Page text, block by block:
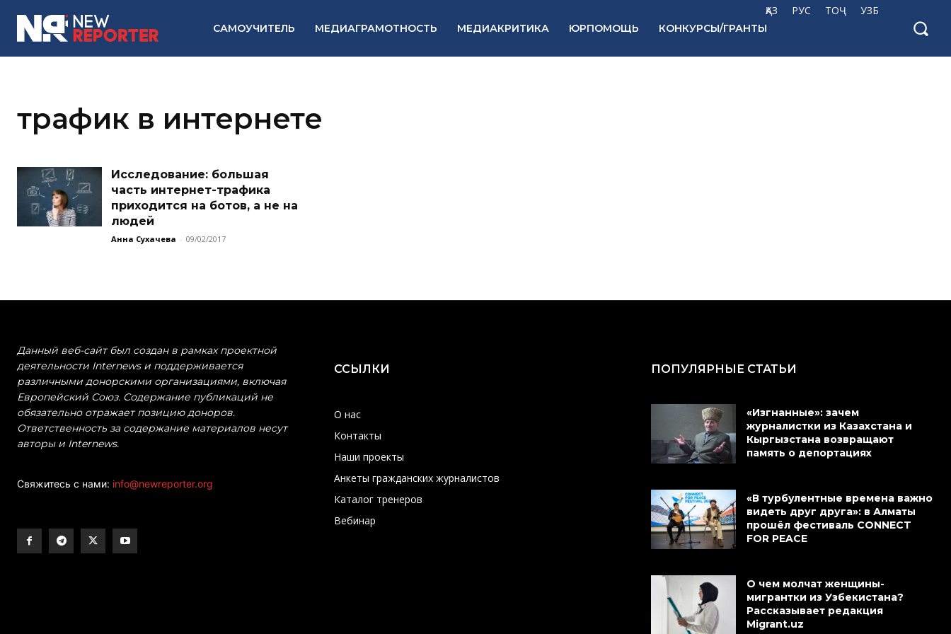
ҚАЗ РУС ТОҶ УЗБ
САМОУЧИТЕЛЬ МЕДИАГРАМОТНОСТЬ МЕДИАКРИТИКА ЮРПОМОЩЬ КОНКУРСЫ/ГРАНТЫ
трафик в интернете
Исследование: большая
часть интернет-трафика
приходится на ботов, а не на
людей
Анна Сухачева - 09/02/2017
Данный веб-сайт был создан в рамках проектной
деятельности Internews и поддерживается
различными донорскими организациями, включая
Европейский Союз. Содержание публикаций не
обязательно отражает позицию доноров.
Ответственность за содержание материалов несут
авторы и Internews.
Свяжитесь с нами: info@newreporter.org
ССЫЛКИ
О нас
Контакты
Наши проекты
Анкеты гражданских журналистов
Каталог тренеров
Вебинар
ПОПУЛЯРНЫЕ СТАТЬИ
«Изгнанные»: зачем
журналистки из Казахстана и
Кыргызстана возвращают
память о депортациях
«В турбулентные времена важно
видеть друг друга»: в Алматы
прошёл фестиваль CONNECT
FOR PEACE
О чем молчат женщины-
мигрантки из Узбекистана?
Рассказывает редакция
Migrant.uz